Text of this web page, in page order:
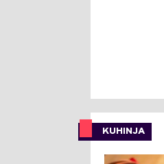
KUHINJA